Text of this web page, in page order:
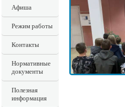
Афиша
Режим работы
Контакты
Нормативные
документы
Полезная
информация